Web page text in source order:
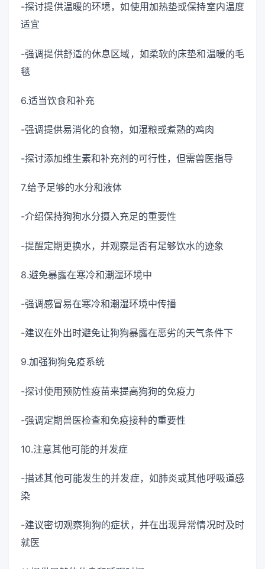
-探讨提供温暖的环境，如使用加热垫或保持室内温度
适宜
-强调提供舒适的休息区域，如柔软的床垫和温暖的毛
毯
6.适当饮食和补充
-强调提供易消化的食物，如湿粮或煮熟的鸡肉
-探讨添加维生素和补充剂的可行性，但需兽医指导
7.给予足够的水分和液体
-介绍保持狗狗水分摄入充足的重要性
-提醒定期更换水，并观察是否有足够饮水的迹象
8.避免暴露在寒冷和潮湿环境中
-强调感冒易在寒冷和潮湿环境中传播
-建议在外出时避免让狗狗暴露在恶劣的天气条件下
9.加强狗狗免疫系统
-探讨使用预防性疫苗来提高狗狗的免疫力
-强调定期兽医检查和免疫接种的重要性
10.注意其他可能的并发症
-描述其他可能发生的并发症，如肺炎或其他呼吸道感
染
-建议密切观察狗狗的症状，并在出现异常情况时及时
就医